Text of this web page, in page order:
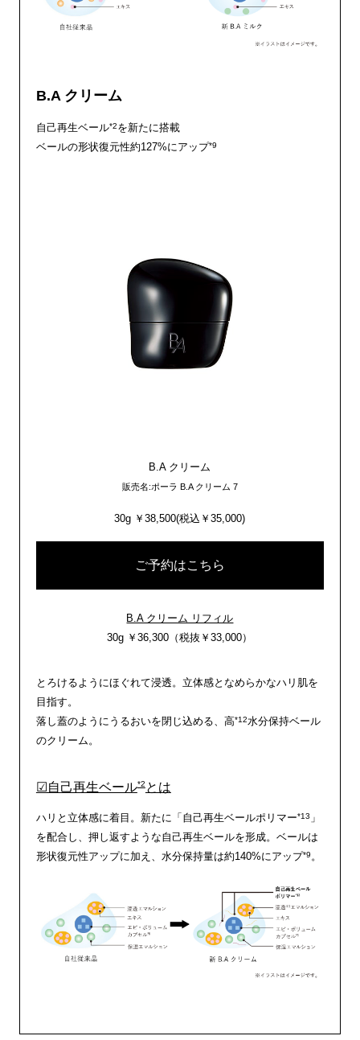
B.A クリーム
自己再生ベール*2を新たに搭載
ベールの形状復元性約127%にアップ*9
B.A クリーム
販売名:ポーラ B.A クリーム 7
30g ￥38,500(税込￥35,000)
ご予約はこちら
B.A クリーム リフィル
30g ￥36,300（税抜￥33,000）
とろけるようにほぐれて浸透。立体感となめらかなハリ肌を
目指す。
落し蓋のようにうるおいを閉じ込める、高*12水分保持ベール
のクリーム。
☑自己再生ベール*2とは
ハリと立体感に着目。新たに「自己再生ベールポリマー*13 」
を配合し、押し返すような自己再生ベールを形成。ベールは
形状復元性アップに加え、水分保持量は約140%にアップ*9。